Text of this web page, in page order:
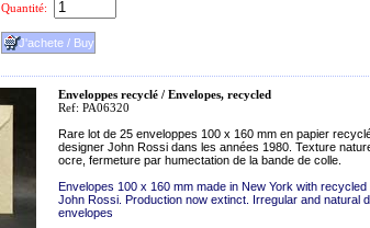
Quantité:
Enveloppes recyclé / Envelopes, recycled
Ref: PA06320
Rare lot de 25 enveloppes 100 x 160 mm en papier
designer John Rossi dans les années 1980. Texture
ocre, fermeture par humectation de la bande de colle.
Envelopes 100 x 160 mm made in New York with
John Rossi. Production now extinct. Irregular and natural
envelopes